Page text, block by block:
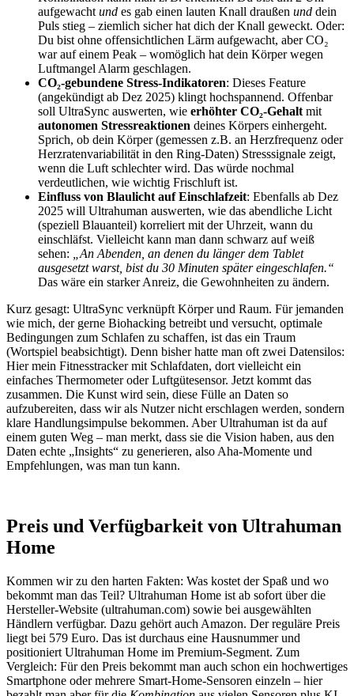
aufgewacht und es gab einen lauten Knall draußen und dein
Puls stieg – ziemlich sicher hat dich der Knall geweckt. Oder:
Du bist ohne offensichtlichen Lärm aufgewacht, aber CO₂
war auf einem Peak – womöglich hat dein Körper wegen
Luftmangel Alarm geschlagen.
CO₂-gebundene Stress-Indikatoren: Dieses Feature
(angekündigt ab Dez 2025) klingt hochspannend. Offenbar
soll UltraSync auswerten, wie erhöhter CO₂-Gehalt mit
autonomen Stressreaktionen deines Körpers einhergeht.
Sprich, ob dein Körper (gemessen z.B. an Herzfrequenz oder
Herzratenvariabilität in den Ring-Daten) Stresssignale zeigt,
wenn die Luft schlechter wird. Das würde nochmal
verdeutlichen, wie wichtig Frischluft ist.
Einfluss von Blaulicht auf Einschlafzeit: Ebenfalls ab Dez
2025 will Ultrahuman auswerten, wie das abendliche Licht
(speziell Blauanteil) korreliert mit der Uhrzeit, wann du
einschläfst. Vielleicht kann man dann schwarz auf weiß
sehen:
„An Abenden, an denen du länger dem Tablet
ausgesetzt warst, bist du 30 Minuten später eingeschlafen.“
Das wäre ein starker Anreiz, die Gewohnheiten zu ändern.
Kurz gesagt: UltraSync verknüpft Körper und Raum. Für jemanden
wie mich, der gerne Biohacking betreibt und versucht, optimale
Bedingungen zum Schlafen zu schaffen, ist das ein Traum
(Wortspiel beabsichtigt). Denn bisher hatte man oft zwei Datensilos:
Hier mein Fitnesstracker mit Schlafdaten, dort vielleicht ein
einfaches Thermometer oder Luftgütesensor. Jetzt kommt das
zusammen. Die Kunst wird sein, diese Fülle an Daten so
aufzubereiten, dass wir als Nutzer nicht erschlagen werden, sondern
klare Handlungsimpulse bekommen. Aber Ultrahuman ist da auf
einem guten Weg – man merkt, dass sie die Vision haben, aus den
Daten echte „Insights“ zu generieren, also Aha-Momente und
Empfehlungen, was man tun kann.
Preis und Verfügbarkeit von Ultrahuman
Home
Kommen wir zu den harten Fakten: Was kostet der Spaß und wo
bekommt man das Teil? Ultrahuman Home ist ab sofort über die
Hersteller-Website (ultrahuman.com) sowie bei ausgewählten
Händlern verfügbar. Dazu gehört auch Amazon. Der reguläre Preis
liegt bei 579 Euro. Das ist durchaus eine Hausnummer und
positioniert Ultrahuman Home im Premium-Segment. Zum
Vergleich: Für den Preis bekommt man auch schon ein hochwertiges
Smartphone oder mehrere Smart-Home-Sensoren einzeln – hier